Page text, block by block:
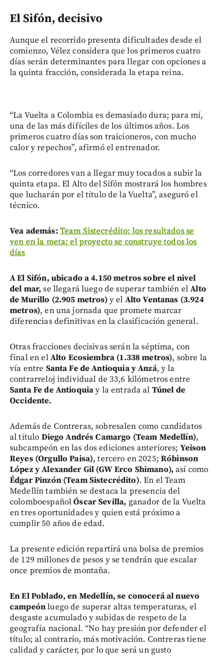
El Sifón, decisivo
Aunque el recorrido presenta dificultades desde el
comienzo, Vélez considera que los primeros cuatro
días serán determinantes para llegar con opciones a
la quinta fracción, considerada la etapa reina.
“La Vuelta a Colombia es demasiado dura; para mí,
una de las más difíciles de los últimos años. Los
primeros cuatro días son traicioneros, con mucho
calor y repechos”, afirmó el entrenador.
“Los corredores van a llegar muy tocados a subir la
quinta etapa. El Alto del Sifón mostrará los hombres
que lucharán por el título de la Vuelta”, aseguró el
técnico.
Vea además: Team Sistecrédito: los resultados se
ven en la meta; el proyecto se construye todos los
días
A El Sifón, ubicado a 4.150 metros sobre el nivel
del mar, se llegará luego de superar también elAlto
de Murillo (2.905 metros)y el Alto Ventanas (3.924
metros), en una jornada que promete marcar
diferencias definitivas en la clasificación general.
Otras fracciones decisivas serán la séptima, con
final en elAlto Ecosiembra (1.338 metros), sobre la
vía entre Santa Fe de Antioquia y Anzá, y la
contrarreloj individual de 33,6 kilómetros entre
Santa Fe de Antioquiay la entrada al Túnel de
Occidente.
Además de Contreras, sobresalen como candidatos
al título Diego Andrés Camargo (Team Medellín),
subcampeón en las dos ediciones anteriores; Yeison
Reyes (Orgullo Paisa), tercero en 2025; Róbinson
López y Alexander Gil (GW Erco Shimano), así como
Édgar Pinzón (Team Sistecrédito). En el Team
Medellín también se destaca la presencia del
colomboespañolÓscar Sevilla, ganador de la Vuelta
en tres oportunidades y quien está próximo a
cumplir 50 años de edad.
La presente edición repartirá una bolsa de premios
de 129 millones de pesos y se tendrán que escalar
once premios de montaña.
En El Poblado, en Medellín, se conocerá al nuevo
campeónluego de superar altas temperaturas, el
desgaste acumulado y subidas de respeto de la
geografía nacional. “No hay presión por defender el
título; al contrario, más motivación. Contreras tiene
calidad y carácter, por lo que será un gusto